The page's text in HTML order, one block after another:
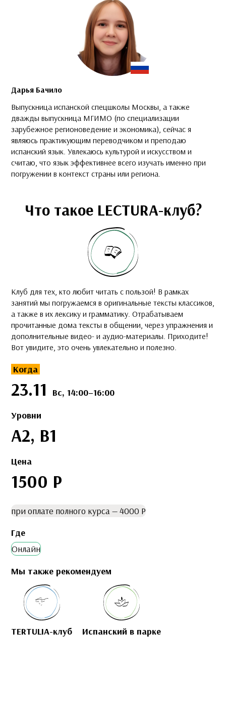
Дарья Бачило
Выпускница испанской спецшколы Москвы, а также
дважды выпускница МГИМО (по специализации
зарубежное регионоведение и экономика), сейчас я
являюсь практикующим переводчиком и преподаю
испанский язык. Увлекаюсь культурой и искусством и
считаю, что язык эффективнее всего изучать именно при
погружении в контекст страны или региона.
Что такое LECTURA-клуб?
Клуб для тех, кто любит читать с пользой! В рамках
занятий мы погружаемся в оригинальные тексты классиков,
а также в их лексику и грамматику. Отрабатываем
прочитанные дома тексты в общении, через упражнения и
дополнительные видео- и аудио-материалы. Приходите!
Вот увидите, это очень увлекательно и полезно.
Когда
23.11
Вс, 14:00–16:00
Уровни
A2, B1
Цена
1500 Р
при оплате полного курса — 4000 Р
Где
Онлайн
Мы также рекомендуем
TERTULIA-клуб Иcпанский в парке